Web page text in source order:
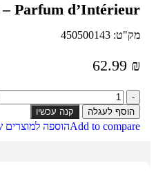
Parfum d’Intérieur
מק"ט: 450500143
62.99 ₪
הוסף לעגלה קנה עכשיו
Add to compareהוספה